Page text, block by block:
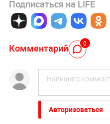
Подписаться на LIFE
Комментарий 0
Авторизоваться